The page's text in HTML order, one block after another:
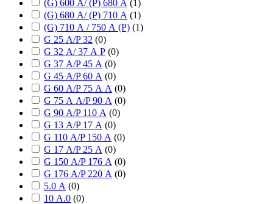
(G) 600 А/ (P) 680 А (1)
(G) 680 А/ (P) 710 А (1)
(G) 710 А / 750 А (P) (1)
G 25 А/P 32 (0)
G 32 А/ 37 А P (0)
G 37 А/P 45 А (0)
G 45 А/P 60 А (0)
G 60 А/P 75 А А (0)
G 75 А А/P 90 А (0)
G 90 А/P 110 А (0)
G 13 А/P 17 А (0)
G 110 А/P 150 А (0)
G 17 А/P 25 А (0)
G 150 А/P 176 А (0)
G 176 А/P 220 А (0)
5.0 А (0)
10 А.0 (0)